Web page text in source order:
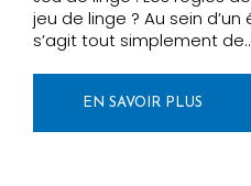
jeu de linge ? Au sein
s’agit tout simplement
EN SAVOIR PLUS